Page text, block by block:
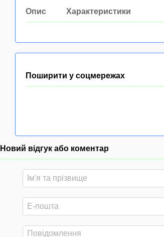
Опис Характеристики
Поширити у соцмережах
Новий відгук або коментар